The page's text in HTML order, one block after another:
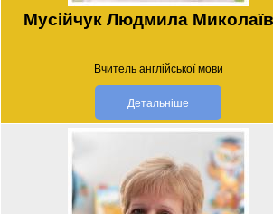
Мусійчук Людмила
Вчитель англійської мови
Детальніше